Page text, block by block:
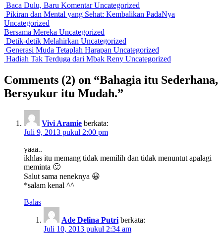
Baca Dulu, Baru Komentar Uncategorized
Pikiran dan Mental yang Sehat: Kembalikan PadaNya
Uncategorized
Bersama Mereka Uncategorized
Detik-detik Melahirkan Uncategorized
Generasi Muda Tetaplah Harapan Uncategorized
Hadiah Tak Terduga dari Mbak Reny Uncategorized
Comments (2) on “Bahagia itu Sederhana,
Bersyukur itu Mudah.”
Vivi Aramie berkata:
Juli 9, 2013 pukul 2:00 pm
yaaa..
ikhlas itu memang tidak memilih dan tidak menuntut apalagi
meminta 🙂
Salut sama neneknya 😀
*salam kenal ^^
Balas
Ade Delina Putri berkata:
Juli 10, 2013 pukul 2:34 am